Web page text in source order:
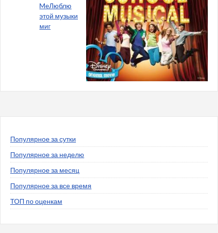
MeЛюблю
этой музыки
миг
Популярное за сутки
Популярное за неделю
Популярное за месяц
Популярное за все время
ТОП по оценкам